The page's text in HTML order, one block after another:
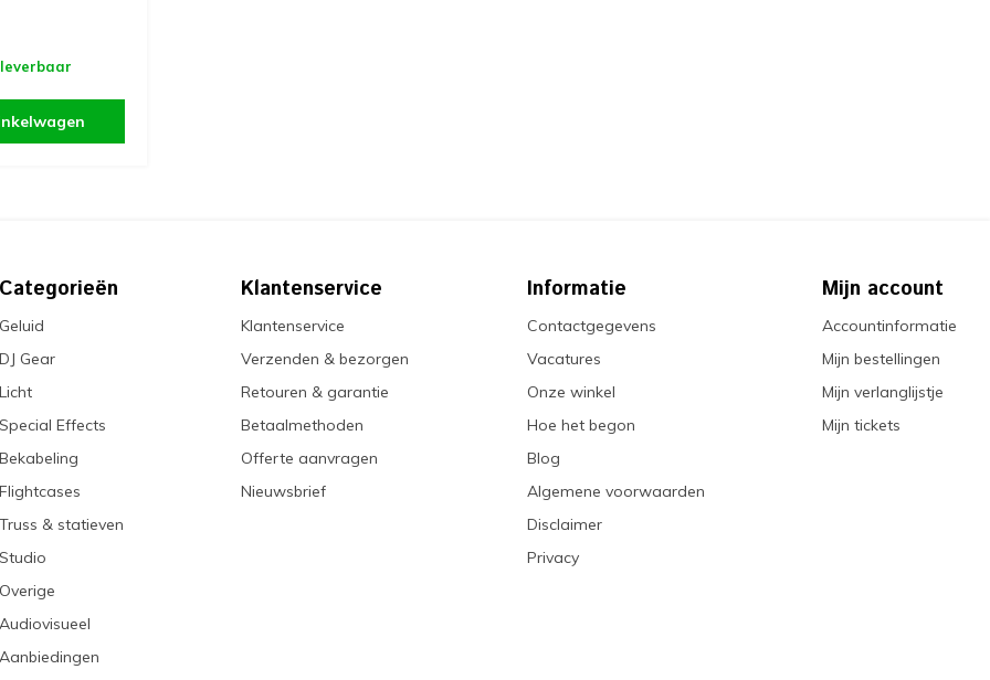
Categorieën
Geluid
DJ Gear
Licht
Special Effects
Bekabeling
Flightcases
Truss & statieven
Studio
Overige
Audiovisueel
Aanbiedingen
Klantenservice
Klantenservice
Verzenden & bezorgen
Retouren & garantie
Betaalmethoden
Offerte aanvragen
Nieuwsbrief
Informatie
Contactgegevens
Vacatures
Onze winkel
Hoe het begon
Blog
Algemene voorwaarden
Disclaimer
Privacy
Mijn account
Accountinformatie
Mijn bestellingen
Mijn verlanglijstje
Mijn tickets